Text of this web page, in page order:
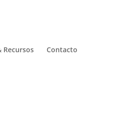
Recursos Contacto